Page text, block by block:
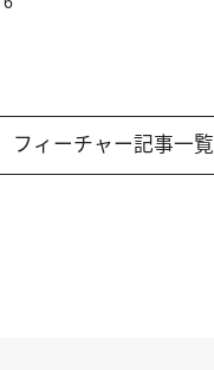
フィーチャー記事一覧